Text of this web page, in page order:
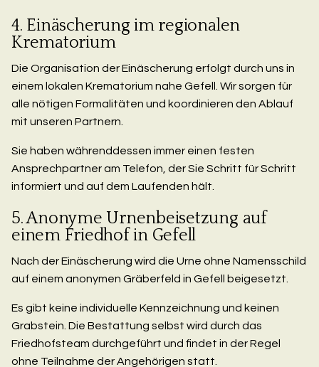
4. Einäscherung im regionalen
Krematorium
Die Organisation der Einäscherung erfolgt durch uns in
einem lokalen Krematorium nahe Gefell. Wir sorgen für
alle nötigen Formalitäten und koordinieren den Ablauf
mit unseren Partnern.
Sie haben währenddessen immer einen festen
Ansprechpartner am Telefon, der Sie Schritt für Schritt
informiert und auf dem Laufenden hält.
5. Anonyme Urnenbeisetzung auf
einem Friedhof in Gefell
Nach der Einäscherung wird die Urne ohne Namensschild
auf einem anonymen Gräberfeld in Gefell beigesetzt.
Es gibt keine individuelle Kennzeichnung und keinen
Grabstein. Die Bestattung selbst wird durch das
Friedhofsteam durchgeführt und findet in der Regel
ohne Teilnahme der Angehörigen statt.